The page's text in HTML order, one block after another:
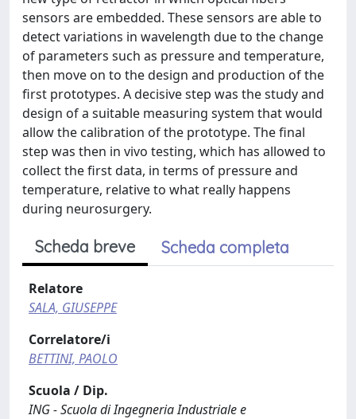
sensors are embedded. These sensors are able to
detect variations in wavelength due to the change
of parameters such as pressure and temperature,
then move on to the design and production of the
first prototypes. A decisive step was the study and
design of a suitable measuring system that would
allow the calibration of the prototype. The final
step was then in vivo testing, which has allowed to
collect the first data, in terms of pressure and
temperature, relative to what really happens
during neurosurgery.
Scheda breve Scheda completa
Relatore
SALA, GIUSEPPE
Correlatore/i
BETTINI, PAOLO
Scuola / Dip.
ING - Scuola di Ingegneria Industriale e